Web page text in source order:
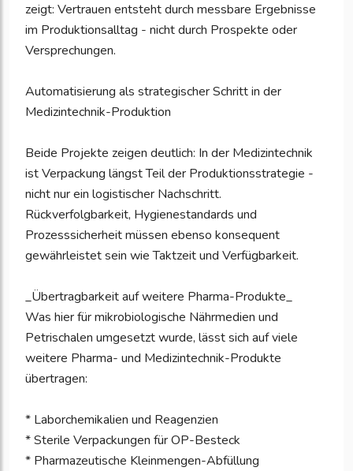
zeigt: Vertrauen entsteht durch messbare Ergebnisse
im Produktionsalltag - nicht durch Prospekte oder
Versprechungen.
Automatisierung als strategischer Schritt in der
Medizintechnik-Produktion
Beide Projekte zeigen deutlich: In der Medizintechnik
ist Verpackung längst Teil der Produktionsstrategie -
nicht nur ein logistischer Nachschritt.
Rückverfolgbarkeit, Hygienestandards und
Prozesssicherheit müssen ebenso konsequent
gewährleistet sein wie Taktzeit und Verfügbarkeit.
_Übertragbarkeit auf weitere Pharma-Produkte_
Was hier für mikrobiologische Nährmedien und
Petrischalen umgesetzt wurde, lässt sich auf viele
weitere Pharma- und Medizintechnik-Produkte
übertragen:
* Laborchemikalien und Reagenzien
* Sterile Verpackungen für OP-Besteck
* Pharmazeutische Kleinmengen-Abfüllung